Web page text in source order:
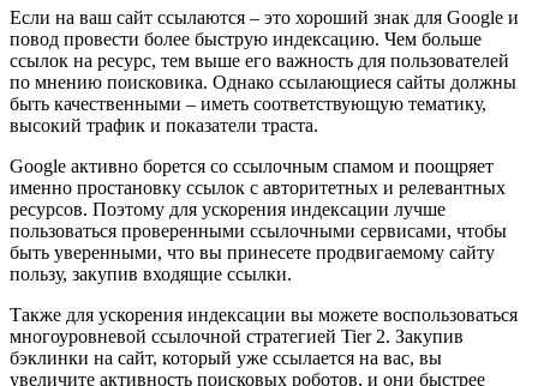
Если на ваш сайт ссылаются – это хороший знак для Google и
повод провести более быструю индексацию. Чем больше
ссылок на ресурс, тем выше его важность для пользователей
по мнению поисковика. Однако ссылающиеся сайты должны
быть качественными – иметь соответствующую тематику,
высокий трафик и показатели траста.
Google активно борется со ссылочным спамом и поощряет
именно простановку ссылок с авторитетных и релевантных
ресурсов. Поэтому для ускорения индексации лучше
пользоваться проверенными ссылочными сервисами, чтобы
быть уверенными, что вы принесете продвигаемому сайту
пользу, закупив входящие ссылки.
Также для ускорения индексации вы можете воспользоваться
многоуровневой ссылочной стратегией Tier 2. Закупив
бэклинки на сайт, который уже ссылается на вас, вы
увеличите активность поисковых роботов, и они быстрее